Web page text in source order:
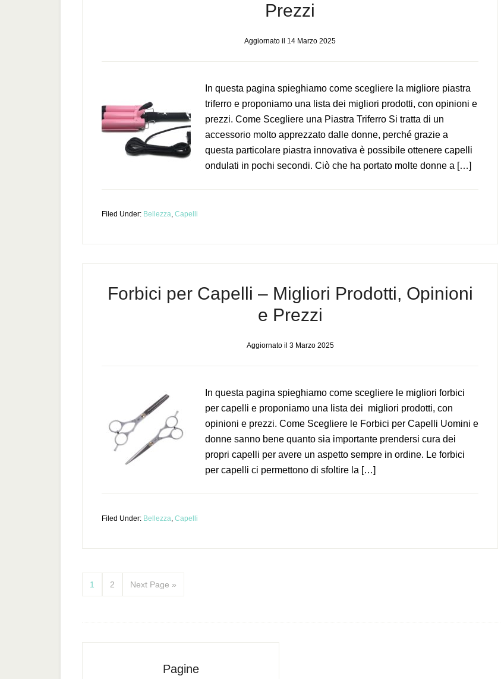
Prezzi
Aggiornato il 14 Marzo 2025
In questa pagina spieghiamo come scegliere la migliore piastra
triferro e proponiamo una lista dei migliori prodotti, con opinioni e
prezzi. Come Scegliere una Piastra Triferro Si tratta di un
accessorio molto apprezzato dalle donne, perché grazie a
questa particolare piastra innovativa è possibile ottenere capelli
ondulati in pochi secondi. Ciò che ha portato molte donne a […]
Filed Under: Bellezza, Capelli
Forbici per Capelli – Migliori Prodotti, Opinioni
e Prezzi
Aggiornato il 3 Marzo 2025
In questa pagina spieghiamo come scegliere le migliori forbici
per capelli e proponiamo una lista dei migliori prodotti, con
opinioni e prezzi. Come Scegliere le Forbici per Capelli Uomini e
donne sanno bene quanto sia importante prendersi cura dei
propri capelli per avere un aspetto sempre in ordine. Le forbici
per capelli ci permettono di sfoltire la […]
Filed Under: Bellezza, Capelli
1 2 Next Page »
Pagine